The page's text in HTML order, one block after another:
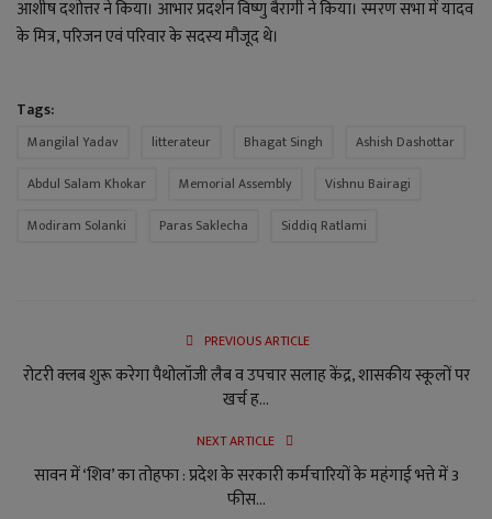
आशीष दशोत्तर ने किया। आभार प्रदर्शन विष्णु बैरागी ने किया। स्मरण सभा में यादव
के मित्र, परिजन एवं परिवार के सदस्य मौजूद थे।
Tags:
Mangilal Yadav litterateur Bhagat Singh
Ashish Dashottar
Abdul Salam Khokar
Memorial Assembly
Vishnu Bairagi
Modiram Solanki
Paras Saklecha Siddiq Ratlami
PREVIOUS ARTICLE
रोटरी क्लब शुरू करेगा पैथोलॉजी लैब व उपचार सलाह केंद्र, शासकीय स्कूलों पर
खर्च ह...
NEXT ARTICLE
सावन में ‘शिव’ का तोहफा : प्रदेश के सरकारी कर्मचारियों के महंगाई भत्ते में 3
फीस...